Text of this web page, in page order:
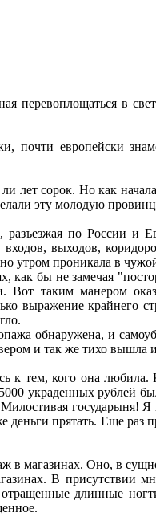
перевоплощаться в
почти европейски
сорок. Но как
эту молодую
по России и
выходов,
утром проникала в
бы не замечая
таким манером
выражение крайнего
обнаружена, и
и так же тихо вышла
тем, кого она любила.
5000 украденных
государыня! Я
деньги прятать. Еще
в магазинах. Оно, в
В присутствии
длинные